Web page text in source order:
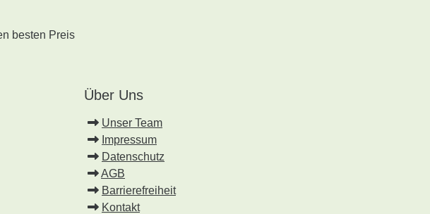
besten Preis
Über Uns
Unser Team
Impressum
Datenschutz
AGB
Barrierefreiheit
Kontakt